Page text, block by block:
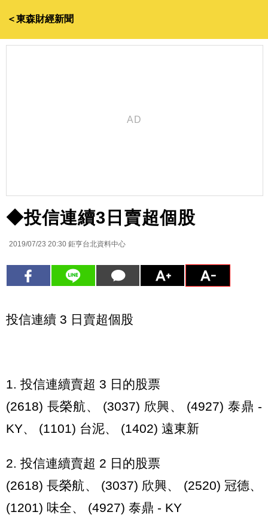
＜東森財經新聞
◆投信連續3日賣超個股
2019/07/23 20:30 鉅亨台北資料中心
投信連續 3 日賣超個股
1. 投信連續賣超 3 日的股票
(2618) 長榮航、 (3037) 欣興、 (4927) 泰鼎 -
KY、 (1101) 台泥、 (1402) 遠東新
2. 投信連續賣超 2 日的股票
(2618) 長榮航、 (3037) 欣興、 (2520) 冠德、
(1201) 味全、 (4927) 泰鼎 - KY